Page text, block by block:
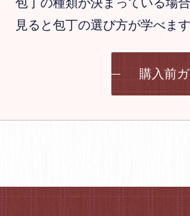
見ると包丁の選び方が学べます
購入前